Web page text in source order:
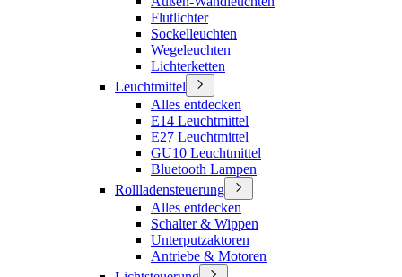
Flutlichter
Sockelleuchten
Wegeleuchten
Lichterketten
Leuchtmittel
Alles entdecken
E14 Leuchtmittel
E27 Leuchtmittel
GU10 Leuchtmittel
Bluetooth Lampen
Rollladensteuerung
Alles entdecken
Schalter & Wippen
Unterputzaktoren
Antriebe & Motoren